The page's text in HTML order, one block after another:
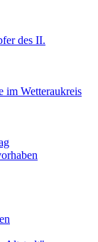
des II.
im Wetteraukreis